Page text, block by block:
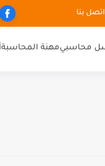
اتصل بنا
محاسبيمهنة المحاسبة